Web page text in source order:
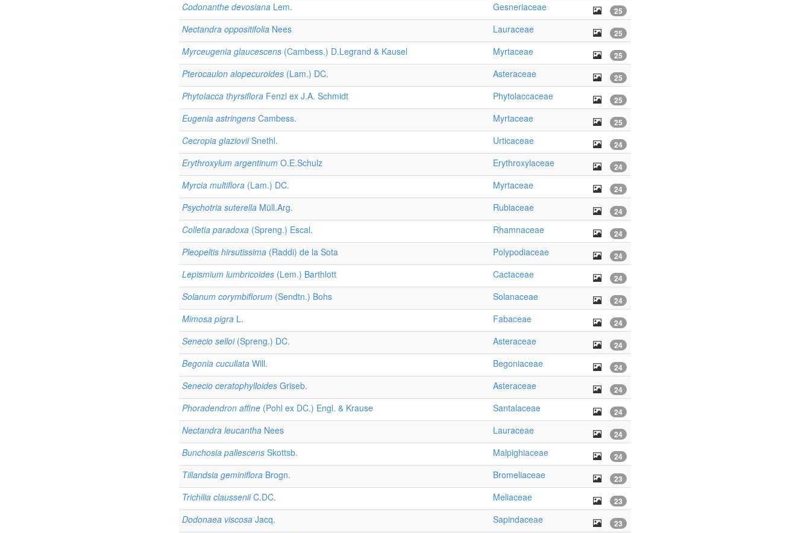
Codonanthe devosiana Lem. Gesneriaceae 25
Nectandra oppositifolia Nees Lauraceae 25
Myrceugenia glaucescens (Cambess.) D.Legrand & Kausel Myrtaceae 25
Pterocaulon alopecuroides (Lam.) DC. Asteraceae 25
Phytolacca thyrsiflora Fenzl ex J.A. Schmidt Phytolaccaceae 25
Eugenia astringens Cambess. Myrtaceae 25
Cecropia glazioviiSnethl. Urticaceae 24
Erythroxylum argentinum O.E.Schulz Erythroxylaceae 24
Myrcia multiflora (Lam.) DC. Myrtaceae 24
Psychotria suterella Müll.Arg. Rubiaceae 24
Colletia paradoxa (Spreng.) Escal. Rhamnaceae 24
Pleopeltis hirsutissima (Raddi) de la Sota Polypodiaceae 24
Lepismium lumbricoides (Lem.) Barthlott Cactaceae 24
Solanum corymbiflorum (Sendtn.) Bohs Solanaceae 24
Mimosa pigra L. Fabaceae 24
Senecio selloi(Spreng.) DC. Asteraceae 24
Begonia cucullata Will. Begoniaceae 24
Senecio ceratophylloides Griseb. Asteraceae 24
Phoradendron affine (Pohl ex DC.) Engl. & Krause Santalaceae 24
Nectandra leucantha Nees Lauraceae 24
Bunchosia pallescens Skottsb. Malpighiaceae 24
Tillandsia geminiflora Brogn. Bromeliaceae 23
Trichilia clausseniiC.DC. Meliaceae 23
Dodonaea viscosa Jacq. Sapindaceae 23